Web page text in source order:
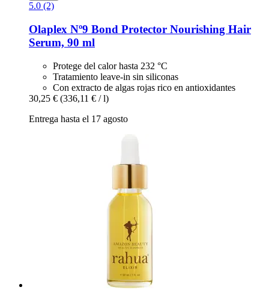
5.0 (2)
Olaplex Nº9 Bond Protector Nourishing Hair
Serum, 90 ml
Protege del calor hasta 232 °C
Tratamiento leave-in sin siliconas
Con extracto de algas rojas rico en antioxidantes
30,25 € (336,11 € / l)
Entrega hasta el 17 agosto